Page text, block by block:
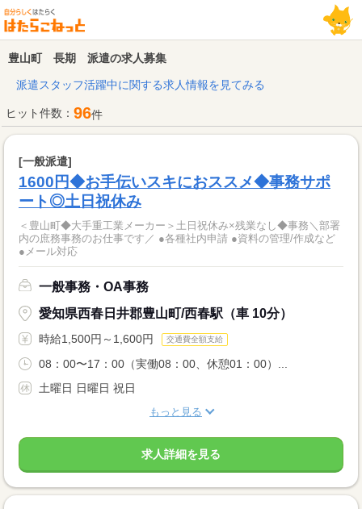
豊山町 長期 派遣の求人募集
派遣スタッフ活躍中に関する求人情報を見てみる
ヒット件数： 96件
[一般派遣]
1600円◆お手伝いスキにおススメ◆事務サポ
ート◎土日祝休み
＜豊山町◆大手重工業メーカー＞土日祝休み×残業なし◆事務＼部署
内の庶務事務のお仕事です／ ●各種社内申請 ●資料の管理/作成など
●メール対応
一般事務・OA事務
愛知県西春日井郡豊山町/西春駅（車 10分）
時給1,500円～1,600円 交通費全額支給
08：00〜17：00（実働08：00、休憩01：00）...
土曜日 日曜日 祝日
もっと見る
求人詳細を見る